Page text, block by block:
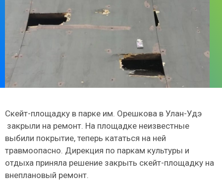
Скейт-площадку в парке им. Орешкова в Улан-Удэ
закрыли на ремонт. На площадке неизвестные
выбили покрытие, теперь кататься на ней
травмоопасно. Дирекция по паркам культуры и
отдыха приняла решение закрыть скейт-площадку на
внеплановый ремонт.